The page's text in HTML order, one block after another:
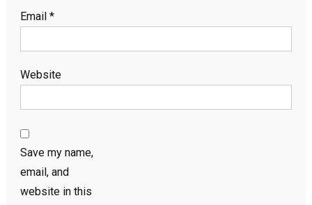
Email *
Website
Save my name,
email, and
website in this